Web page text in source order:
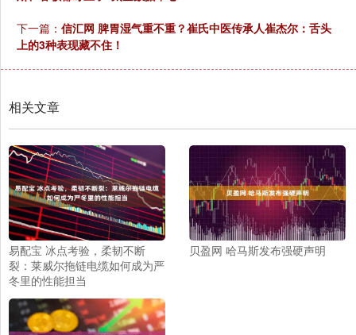
下一篇： 信汇网 脾胃湿气重不重？崔氏中医传承人崔杰尔：舌头
上的3种表现藏不住！
相关文章
易配宝 冰点考验，柔韧不断
裂：莱威尔拖链电缆如何成为严
冬里的性能担当
贝盈网 哈马斯发布强硬声明